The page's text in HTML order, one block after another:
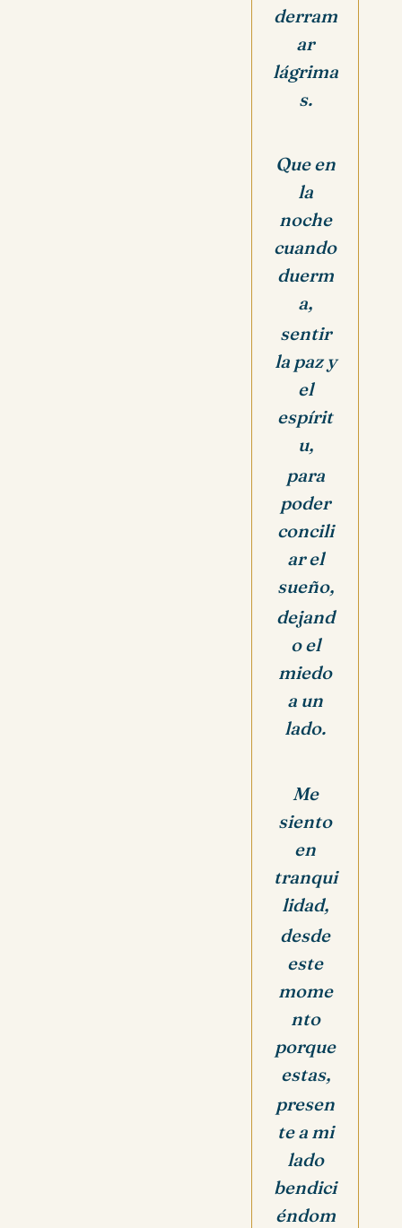
derram
ar
lágrima
s.
Que en
la
noche
cuando
duerm
a,
sentir
la paz y
el
espírit
u,
para
poder
concili
ar el
sueño,
dejand
o el
miedo
a un
lado.
Me
siento
en
tranqui
lidad,
desde
este
mome
nto
porque
estas,
presen
te a mi
lado
bendici
éndom